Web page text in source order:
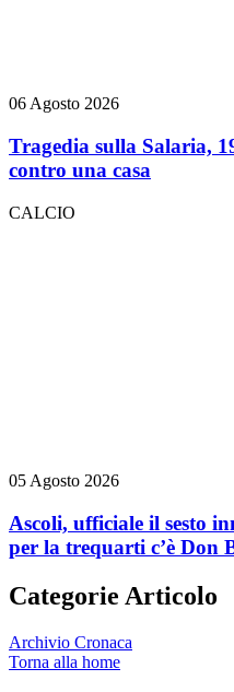
06 Agosto 2026
Tragedia sulla Salaria,
contro una casa
CALCIO
05 Agosto 2026
Ascoli, ufficiale il sesto
per la trequarti c’è Don
Categorie Articolo
Archivio Cronaca
Torna alla home